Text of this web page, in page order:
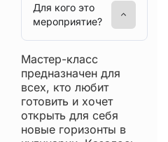
Для кого это
мероприятие?
Мастер-класс
предназначен для
всех, кто любит
готовить и хочет
открыть для себя
новые горизонты в